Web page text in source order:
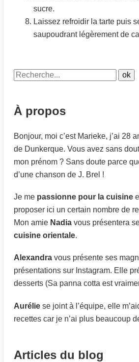
sucre.
Laissez refroidir la tarte puis
saupoudrant légèrement de
À propos
Bonjour, moi c’est Marieke, j’ai 28
de Dunkerque. Vous avez sans
mon prénom ? Sans doute parce
d’une chanson de J. Brel !
Je me passionne pour la cuisine
proposer ici un certain nombre de
Mon amie Nadia vous présentera
cuisine orientale.
Alexandra vous présente ses
présentations sur Instagram. Elle
desserts (Sa panna cotta est
Aurélie se joint à l’équipe, elle
recettes car je n’ai plus beaucoup
Articles du blog